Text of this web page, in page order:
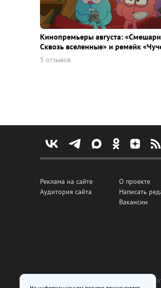
Кинопремьеры августа:
Сквозь вселенные» и ремейк
5 отзывов
Реклама на сайте
Аудитория сайта
О проекте
Написать
Вакансии
Все рекламные товары подлежат